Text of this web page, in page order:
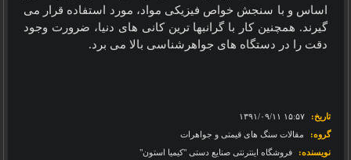
اساس و با سنجش خواص فیزیکی مواد، مورد استفاده قرار می
گیرند. همچنین کار با گرانبها ترین کانی های دنیا، ضرورت وجود
دقت را در دستگاه های جواهرشناسی بالا می برد.
تاریخ:
گروه:
مقالات سنگ های قیمتی و جواهرات
نویسنده:
فروشگاه اینترنتی صنایع دستی "کیمیا استون"